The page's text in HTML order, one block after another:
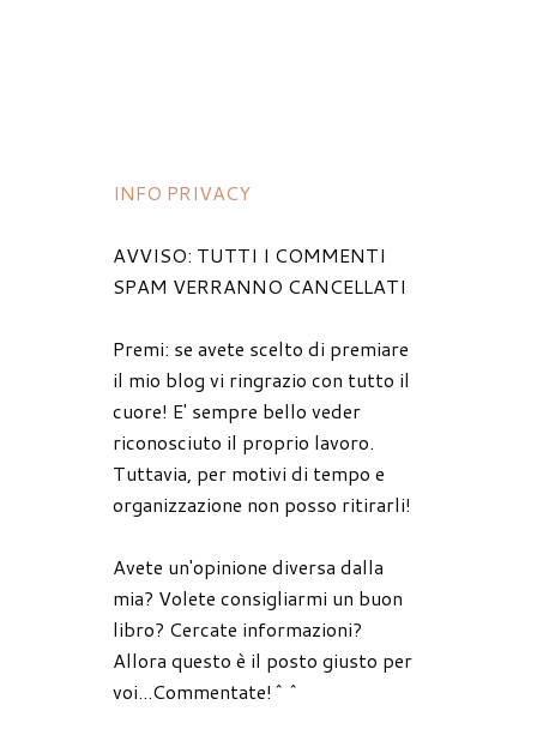
INFO PRIVACY
AVVISO: TUTTI I COMMENTI
SPAM VERRANNO CANCELLATI
Premi: se avete scelto di premiare
il mio blog vi ringrazio con tutto il
cuore! E' sempre bello veder
riconosciuto il proprio lavoro.
Tuttavia, per motivi di tempo e
organizzazione non posso ritirarli!
Avete un'opinione diversa dalla
mia? Volete consigliarmi un buon
libro? Cercate informazioni?
Allora questo è il posto giusto per
voi...Commentate!^^